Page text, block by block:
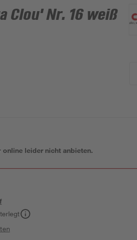
Clou' Nr. 16 weiß
leider nicht anbieten.